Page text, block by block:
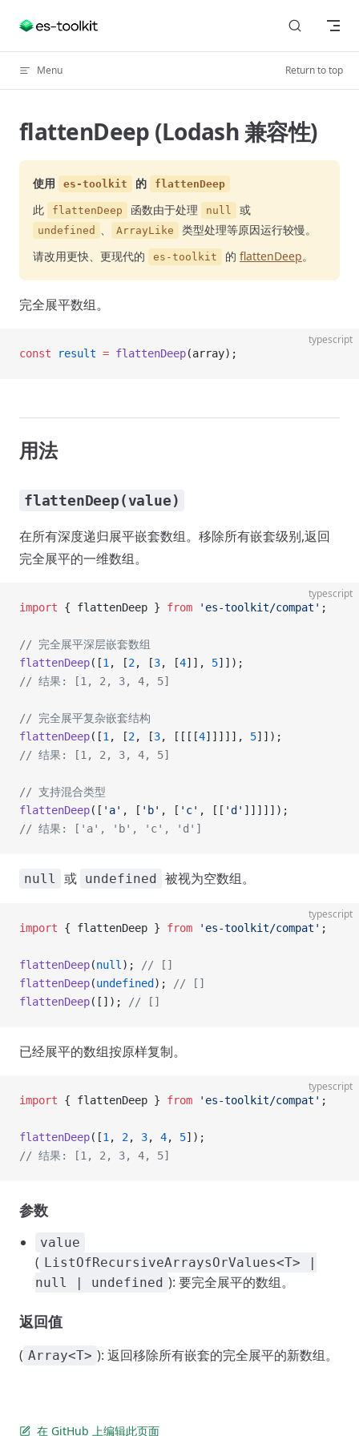
Skip to content
Menu Return to top
flattenDeep (Lodash 兼容性)
使用 es-toolkit 的 flattenDeep
此 flattenDeep 函数由于处理 null 或
undefined 、 ArrayLike
类型处理等原因运行较慢。
请改用更快、更现代的
es-toolkit 的 flattenDeep。
完全展平数组。
typescript
const result = flattenDeep(array);
用法
flattenDeep(value)
在所有深度递归展平嵌套数组。移除所有嵌套级别,返回
完全展平的一维数组。
typescript
import { flattenDeep } from 'es-toolkit/compat' ;
// 完全展平深层嵌套数组
flattenDeep([1 , [2, [3, [4]], 5]]);
// 结果: [1, 2, 3, 4, 5]
// 完全展平复杂嵌套结构
flattenDeep([1 , [2, [3, [[[[4]]]]], 5]]);
// 结果: [1, 2, 3, 4, 5]
// 支持混合类型
flattenDeep([ 'a' , [ 'b' , [ 'c' , [[ 'd' ]]]]]);
// 结果: ['a', 'b', 'c', 'd']
null 或 undefined 被视为空数组。
typescript
import { flattenDeep } from 'es-toolkit/compat' ;
flattenDeep(null );
// []
flattenDeep(undefined );
// []
flattenDeep([]); // []
已经展平的数组按原样复制。
typescript
import { flattenDeep } from 'es-toolkit/compat' ;
flattenDeep([1 , 2, 3, 4, 5]);
// 结果: [1, 2, 3, 4, 5]
参数
value
( ListOfRecursiveArraysOrValues<T> |
null | undefined ): 要完全展平的数组。
返回值
( Array<T> ): 返回移除所有嵌套的完全展平的新数组。
在 GitHub 上编辑此页面